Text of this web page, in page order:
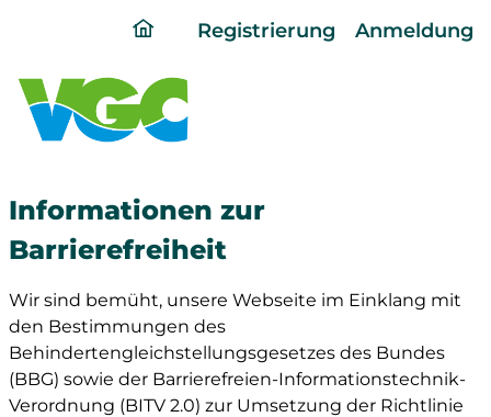
ding
page
Registrierung Anmeldung
Informationen zur
Barrierefreiheit
Wir sind bemüht, unsere Webseite im Einklang mit
den Bestimmungen des
Behindertengleichstellungsgesetzes des Bundes
(BBG) sowie der Barrierefreien-Informationstechnik-
Verordnung (BITV 2.0) zur Umsetzung der Richtlinie